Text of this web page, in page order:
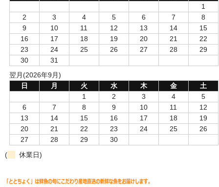
1
2
3 4 5 6 7
8
9
10 11 12 13 14
15
16
17 18 19 20 21
22
23
24 25 26 27 28
29
30
31
翌月(2026年9月)
日
月 火 水 木 金
土
1
2 3 4
5
6
7 8 9 10 11
12
13
14 15 16 17 18
19
20
21 22 23 24 25
26
27
28 29
30
(
休業日)